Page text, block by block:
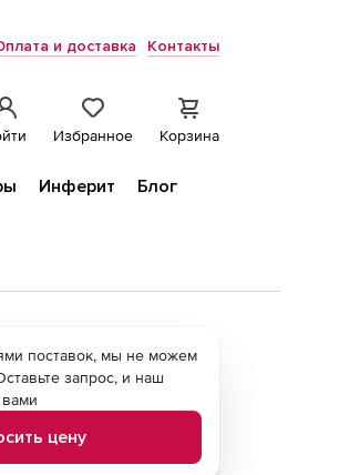
и доставка Контакты
Избранное Корзина
Инферит
Блог
поставок, мы не можем
запрос, и наш
цену